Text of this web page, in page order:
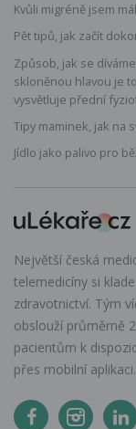
Kvůli migréně jsem
Pět tipů, jak začít
Způsob, jak se
skloněnou hlavou je
vysvětluje přední
Tipy maminek, jak na
Jídlo jako palivo pro
Největší česká
telemedicíny si
zdravotnictví. Tým
obslouží průměrně
pacientům k
přes mobilní aplikaci.